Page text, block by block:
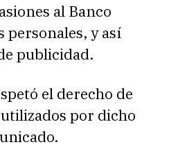
al Banco
personales, y así
publicidad.
el derecho de
por dicho